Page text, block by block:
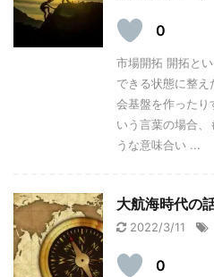
0
市場開拓 開拓と
できる状態に整
会基盤を作ったり
いう言葉の場合、
うな意味合い ...
大航海時代の
2022/3/11
0